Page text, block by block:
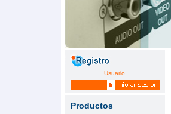
Usuario
Productos